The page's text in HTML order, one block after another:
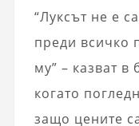
“Луксът не е
преди всичко
му” – казват
когато
защо цените